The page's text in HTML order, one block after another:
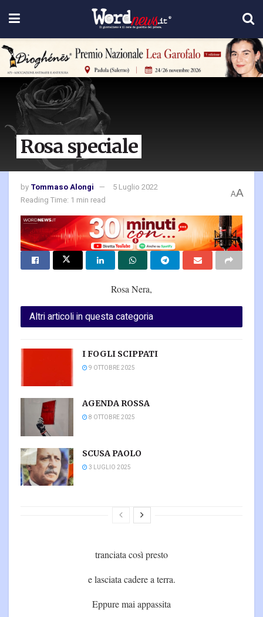
Rosa speciale
by Tommaso Alongi
5 Luglio 2022
Reading Time: 1 min read
AA
Rosa Nera,
Altri articoli in questa categoria
I FOGLI SCIPPATI
9 OTTOBRE 2025
AGENDA ROSSA
8 OTTOBRE 2025
SCUSA PAOLO
3 LUGLIO 2025
tranciata così presto
e lasciata cadere a terra.
Eppure mai appassita